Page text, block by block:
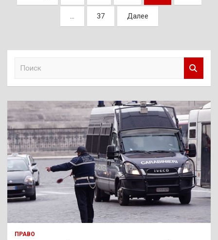
записей
… 37 Далее
к
ПРАВО